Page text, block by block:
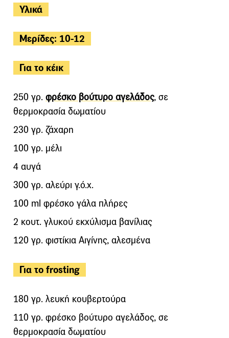
Υλικά
Μερίδες: 10-12
Για το κέικ
250 γρ. φρέσκο βούτυρο αγελάδος, σε
θερμοκρασία δωματίου
230 γρ. ζάχαρη
100 γρ. μέλι
4 αυγά
300 γρ. αλεύρι γ.ό.χ.
100 ml φρέσκο γάλα πλήρες
2 κουτ. γλυκού εκχύλισμα βανίλιας
120 γρ. φιστίκια Αιγίνης, αλεσμένα
Για το frosting
180 γρ. λευκή κουβερτούρα
110 γρ. φρέσκο βούτυρο αγελάδος, σε
θερμοκρασία δωματίου